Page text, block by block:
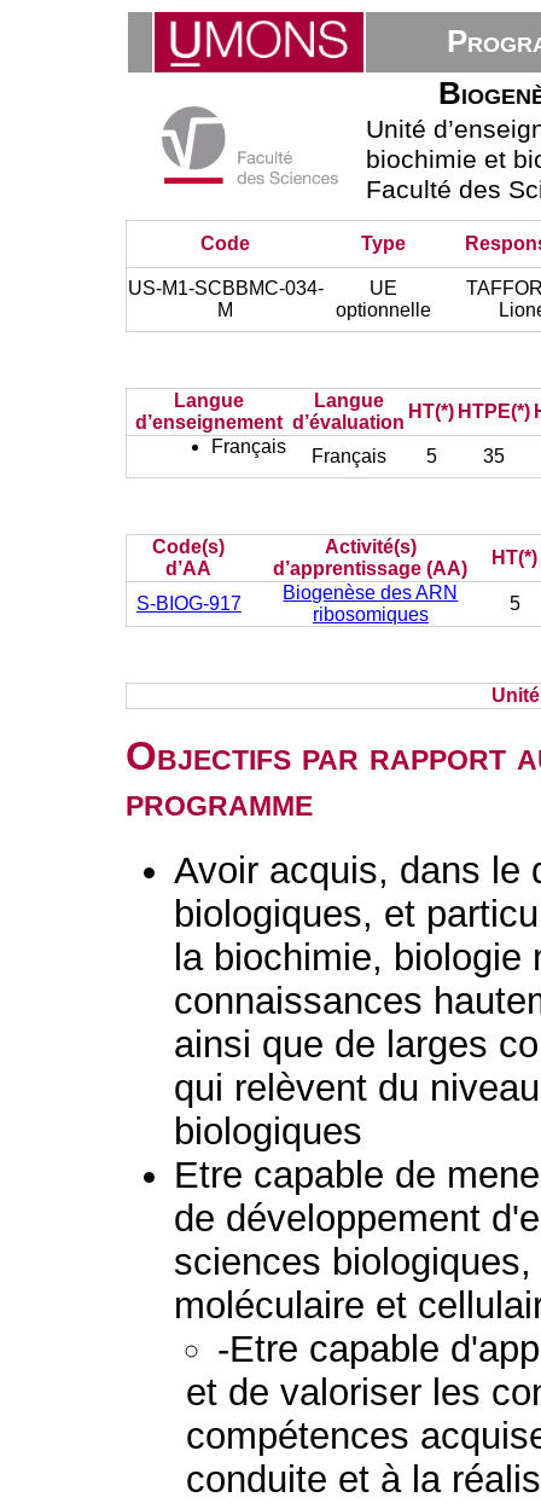
Unité
biochimie et
Faculté des
Code Type
US-M1-SCBBMC-034-
M
UE
optionnelle
Langue
d’enseignement
Langue
d’évaluation
HT(*) HTPE(*)
Français
Français 5 35
Code(s)
d’AA
Activité(s)
d’apprentissage (AA)
HT(*)
S-BIOG-917
Biogenèse des ARN
ribosomiques
5
Objectifs par rapport
programme
Avoir acquis, dans le
biologiques, et
la biochimie,
connaissances
ainsi que de larges
qui relèvent du
biologiques
Etre capable de
de développement
sciences
moléculaire et
-Etre capable
et de valoriser les
compétences
conduite et à la